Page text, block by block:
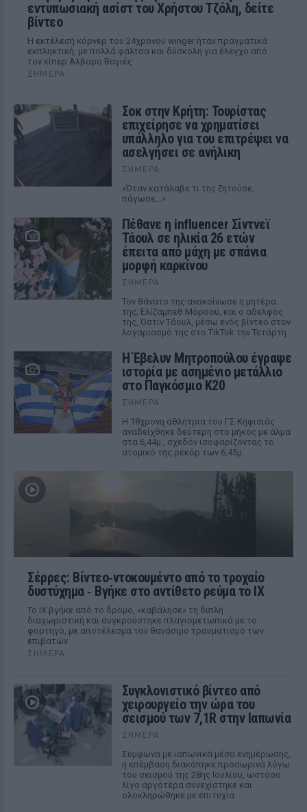
εντυπωσιακή ασίστ του Χρήστου Τζόλη, δείτε
βίντεο
Η εκτέλεση κόρνερ του 24χρονου winger ήταν πραγματικά
εκπληκτική, με πολλά φάλτσα και δύσκολη για έλεγχο από
τον κίπερ Αλβαρο Βαγιές
ΣΉΜΕΡΑ
Σοκ στην Κρήτη: Τουρίστας
επιχείρησε να χρηματίσει
υπάλληλο για του επιτρέψει να
ασελγήσει σε ανήλικη
ΣΉΜΕΡΑ
«Όταν κατάλαβε τι της ζητούσε,
πάγωσε...»
Πέθανε η influencer Σίντνεϊ
Τάουλ σε ηλικία 26 ετών
έπειτα από μάχη με σπάνια
μορφή καρκίνου
ΣΉΜΕΡΑ
Τον θάνατο της ανακοίνωσε η μητέρα
της, Ελίζαμπεθ Μόροου, και ο αδελφός
της, Όστιν Τάουλ, μέσω ενός βίντεο στον
λογαριασμό της στο TikTok την Τετάρτη
Η Έβελυν Μητροπούλου έγραψε
ιστορία με ασημένιο μετάλλιο
στο Παγκόσμιο Κ20
ΣΉΜΕΡΑ
Η 18χρονη αθλήτρια του ΓΣ Κηφισιάς
αναδείχθηκε δεύτερη στο μήκος με άλμα
στα 6,44μ., σχεδόν ισοφαρίζοντας το
ατομικό της ρεκόρ των 6,45μ.
Σέρρες: Βίντεο‑ντοκουμέντο από το τροχαίο
δυστύχημα ‑ Βγήκε στο αντίθετο ρεύμα το ΙΧ
Το ΙΧ βγήκε από το δρόμο, «καβάλησε» τη διπλή
διαχωριστική και συγκρούστηκε πλαγιομετωπικά με το
φορτηγό, με αποτέλεσμα τον θανάσιμο τραυματισμό των
επιβατών
ΣΉΜΕΡΑ
Συγκλονιστικό βίντεο από
χειρουργείο την ώρα του
σεισμού των 7,1R στην Ιαπωνία
ΣΉΜΕΡΑ
Σύμφωνα με ιαπωνικά μέσα ενημέρωσης,
η επέμβαση διακόπηκε προσωρινά λόγω
του σεισμού της 28ης Ιουλίου, ωστόσο
λίγο αργότερα συνεχίστηκε και
ολοκληρώθηκε με επιτυχία